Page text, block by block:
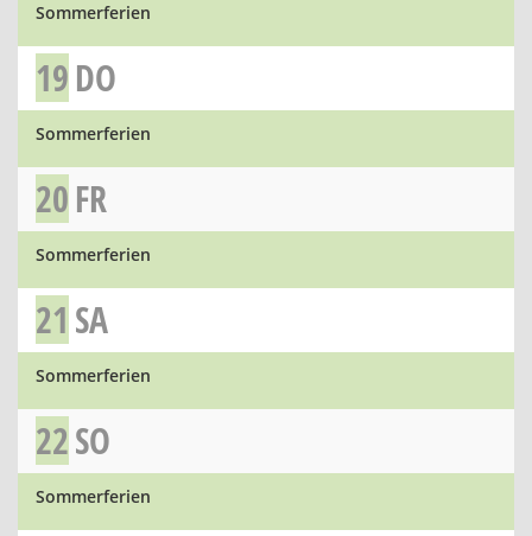
Sommerferien
19DO
Sommerferien
20FR
Sommerferien
21 SA
Sommerferien
22SO
Sommerferien